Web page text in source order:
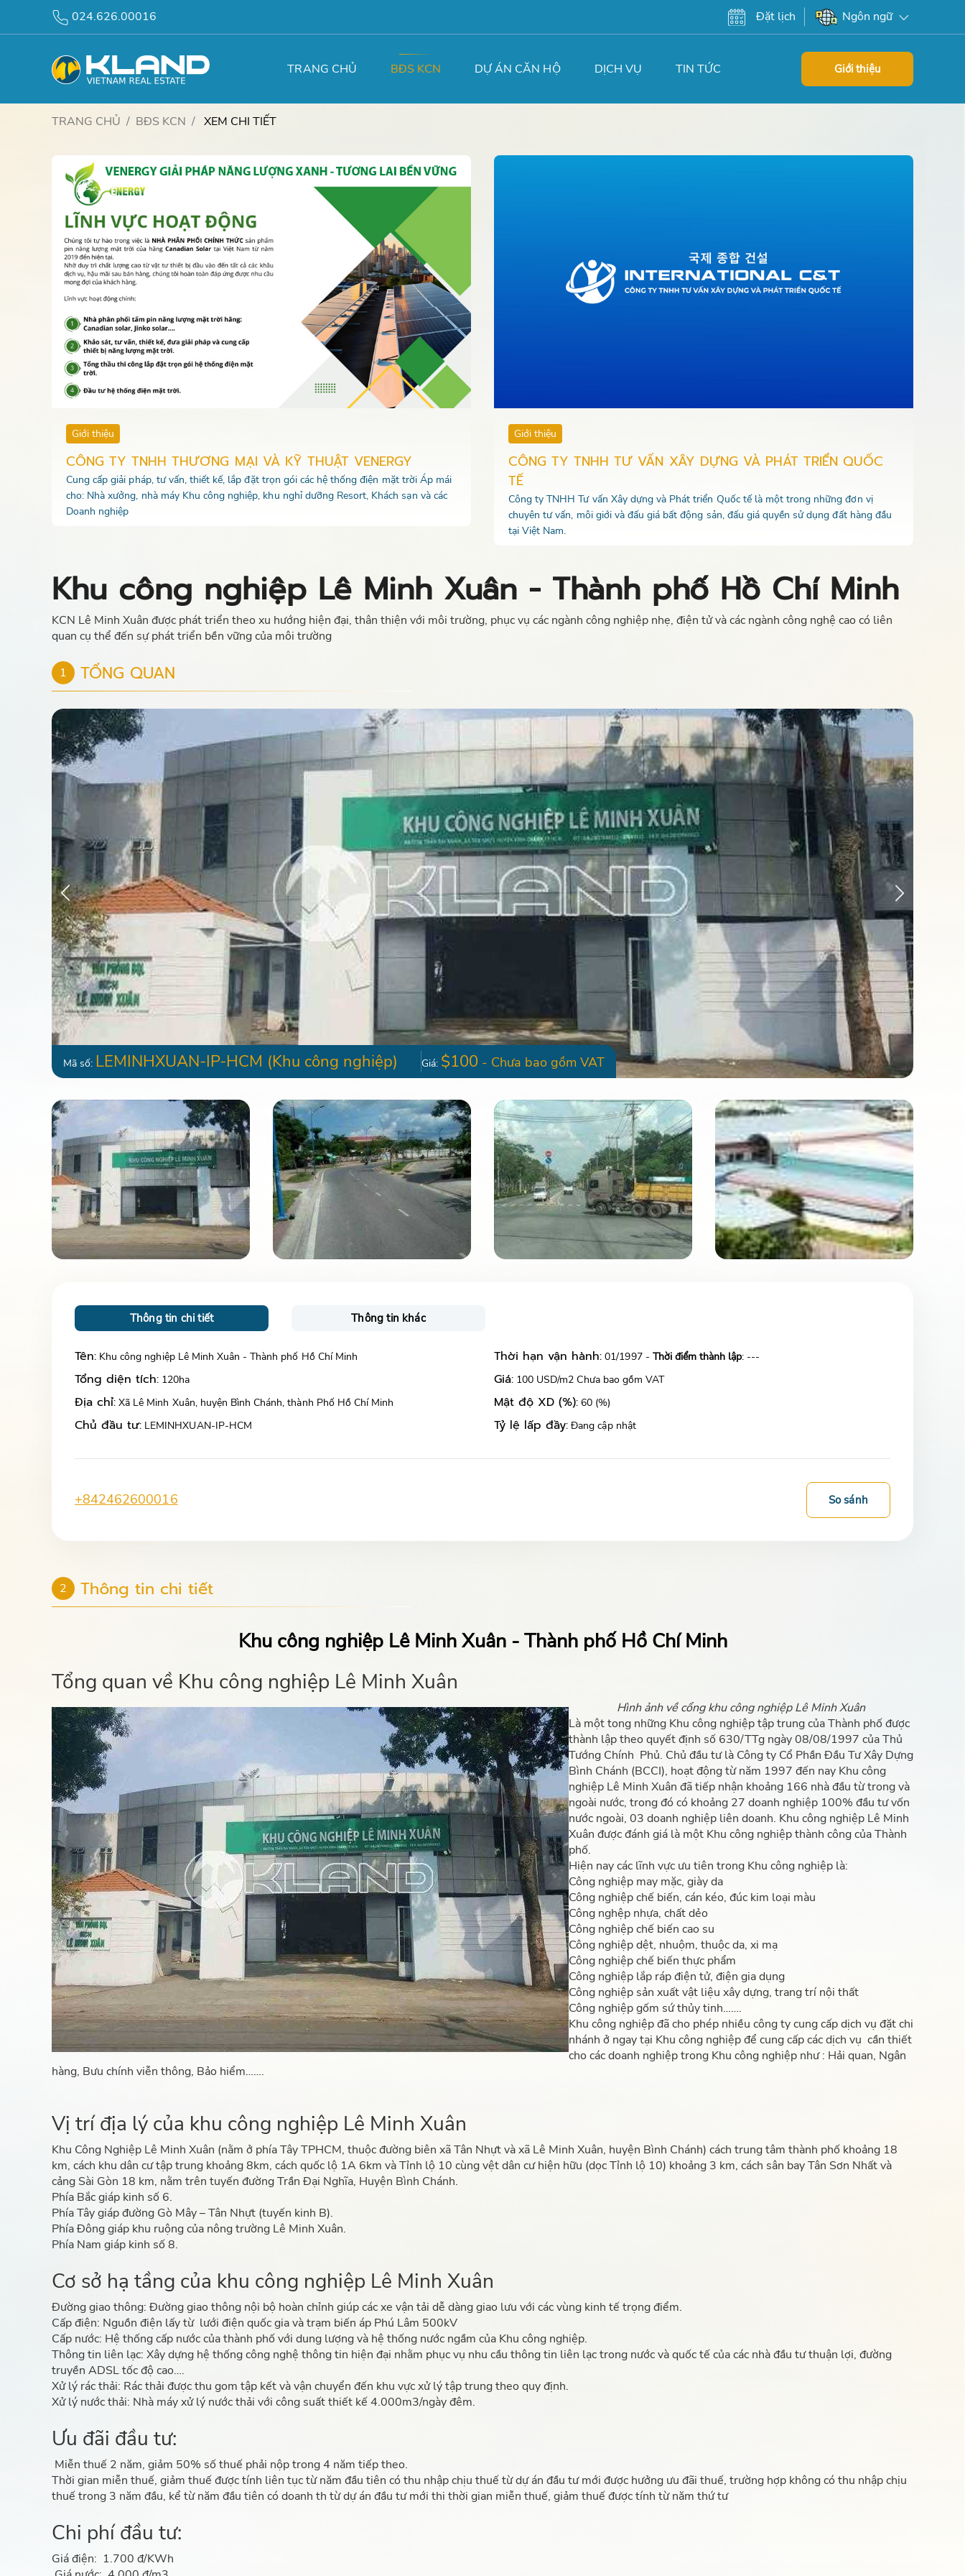
024.626.00016 Đặt lịch Ngôn ngữ
TRANG CHỦ BĐS KCN DỰ ÁN CĂN HỘ DỊCH VỤ TIN TỨC Giới thiệu
TRANG CHỦ BĐS KCN XEM CHI TIẾT
Giới thiệu
CÔNG TY TNHH THƯƠNG MẠI VÀ KỸ THUẬT VENERGY
Cung cấp giải pháp, tư vấn, thiết kế, lắp đặt trọn gói các hệ thống điện mặt trời Áp mái
cho: Nhà xưởng, nhà máy Khu công nghiệp, khu nghỉ dưỡng Resort, Khách sạn và các
Doanh nghiệp
Giới thiệu
CÔNG TY TNHH TƯ VẤN XÂY DỰNG VÀ PHÁT TRIỂN QUỐC
TẾ
Công ty TNHH Tư vấn Xây dựng và Phát triển Quốc tế là một trong những đơn vị
chuyên tư vấn, môi giới và đấu giá bất động sản, đấu giá quyền sử dụng đất hàng đầu
tại Việt Nam.
Khu công nghiệp Lê Minh Xuân - Thành phố Hồ Chí Minh
KCN Lê Minh Xuân được phát triển theo xu hướng hiện đại, thân thiện với môi trường, phục vụ các ngành công nghiệp nhẹ, điện tử và các ngành công nghệ cao có liên
quan cụ thể đến sự phát triển bền vững của môi trường
1 TỔNG QUAN
Mã số: LEMINHXUAN-IP-HCM (Khu công nghiệp) Giá: $100 - Chưa bao gồm VAT
Thông tin chi tiết Thông tin khác
Tên: Khu công nghiệp Lê Minh Xuân - Thành phố Hồ Chí Minh
Tổng diện tích: 120ha
Địa chỉ: Xã Lê Minh Xuân, huyện Bình Chánh, thành Phố Hồ Chí Minh
Chủ đầu tư: LEMINHXUAN-IP-HCM
Thời hạn vận hành: 01/1997 - Thời điểm thành lập: ---
Giá: 100 USD/m2 Chưa bao gồm VAT
Mật độ XD (%): 60 (%)
Tỷ lệ lấp đầy: Đang cập nhật
+842462600016 So sánh
2 Thông tin chi tiết
Khu công nghiệp Lê Minh Xuân - Thành phố Hồ Chí Minh
Tổng quan về Khu công nghiệp Lê Minh Xuân
Hình ảnh về cổng khu công nghiệp Lê Minh Xuân
Là một tong những Khu công nghiệp tập trung của Thành phố được
thành lập theo quyết định số 630/TTg ngày 08/08/1997 của Thủ
Tướng Chính Phủ. Chủ đầu tư là Công ty Cổ Phần Đầu Tư Xây Dựng
Bình Chánh (BCCI), hoạt động từ năm 1997 đến nay Khu công
nghiệp Lê Minh Xuân đã tiếp nhận khoảng 166 nhà đầu từ trong và
ngoài nước, trong đó có khoảng 27 doanh nghiệp 100% đầu tư vốn
nước ngoài, 03 doanh nghiệp liên doanh. Khu công nghiệp Lê Minh
Xuân được đánh giá là một Khu công nghiệp thành công của Thành
phố.
Hiện nay các lĩnh vực ưu tiên trong Khu công nghiệp là:
Công nghiệp may mặc, giày da
Công nghiệp chế biến, cán kéo, đúc kim loại màu
Công nghệp nhựa, chất dẻo
Công nghiệp chế biến cao su
Công nghiệp dệt, nhuộm, thuộc da, xi mạ
Công nghiệp chế biến thực phẩm
Công nghiệp lắp ráp điện tử, điện gia dụng
Công nghiệp sản xuất vật liệu xây dựng, trang trí nội thất
Công nghiệp gốm sứ thủy tinh…….
Khu công nghiệp đã cho phép nhiều công ty cung cấp dịch vụ đặt chi
nhánh ở ngay tại Khu công nghiệp để cung cấp các dịch vụ cần thiết
cho các doanh nghiệp trong Khu công nghiệp như : Hải quan, Ngân
hàng, Bưu chính viễn thông, Bảo hiểm…….
Vị trí địa lý của khu công nghiệp Lê Minh Xuân
Khu Công Nghiệp Lê Minh Xuân (nằm ở phía Tây TPHCM, thuộc đường biên xã Tân Nhựt và xã Lê Minh Xuân, huyện Bình Chánh) cách trung tâm thành phố khoảng 18
km, cách khu dân cư tập trung khoảng 8km, cách quốc lộ 1A 6km và Tỉnh lộ 10 cùng vệt dân cư hiện hữu (dọc Tỉnh lộ 10) khoảng 3 km, cách sân bay Tân Sơn Nhất và
cảng Sài Gòn 18 km, nằm trên tuyến đường Trần Đại Nghĩa, Huyện Bình Chánh.
Phía Bắc giáp kinh số 6.
Phía Tây giáp đường Gò Mây – Tân Nhựt (tuyến kinh B).
Phía Ðông giáp khu ruộng của nông trường Lê Minh Xuân.
Phía Nam giáp kinh số 8.
Cơ sở hạ tầng của khu công nghiệp Lê Minh Xuân
Đường giao thông: Đường giao thông nội bộ hoàn chỉnh giúp các xe vận tải dễ dàng giao lưu với các vùng kinh tế trọng điểm.
Cấp điện: Nguồn điện lấy từ lưới điện quốc gia và trạm biến áp Phú Lâm 500kV
Cấp nước: Hệ thống cấp nước của thành phố với dung lượng và hệ thống nước ngầm của Khu công nghiệp.
Thông tin liên lạc: Xây dựng hệ thống công nghệ thông tin hiện đại nhằm phục vụ nhu cầu thông tin liên lạc trong nước và quốc tế của các nhà đầu tư thuận lợi, đường
truyền ADSL tốc độ cao….
Xử lý rác thải: Rác thải được thu gom tập kết và vận chuyển đến khu vực xử lý tập trung theo quy định.
Xử lý nước thải: Nhà máy xử lý nước thải với công suất thiết kế 4.000m3/ngày đêm.
Ưu đãi đầu tư:
Miễn thuế 2 năm, giảm 50% số thuế phải nộp trong 4 năm tiếp theo.
Thời gian miễn thuế, giảm thuế được tính liên tục từ năm đầu tiên có thu nhập chịu thuế từ dự án đầu tư mới được hưởng ưu đãi thuế, trường hợp không có thu nhập chịu
thuế trong 3 năm đầu, kể từ năm đầu tiên có doanh th từ dự án đầu tư mới thi thời gian miễn thuế, giảm thuế được tính từ năm thứ tư
Chi phí đầu tư:
Giá điện: 1.700 đ/KWh